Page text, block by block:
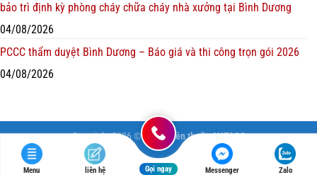
bảo trì định kỳ phòng cháy chữa cháy nhà xưởng tại Bình Dương
04/08/2026
PCCC thẩm duyệt Bình Dương – Báo giá và thi công trọn gói 2026
04/08/2026
Copyright 2026 ©Bản quyền thuộc ANTACO
Menu liên hệ Gọi ngay Messenger Zalo